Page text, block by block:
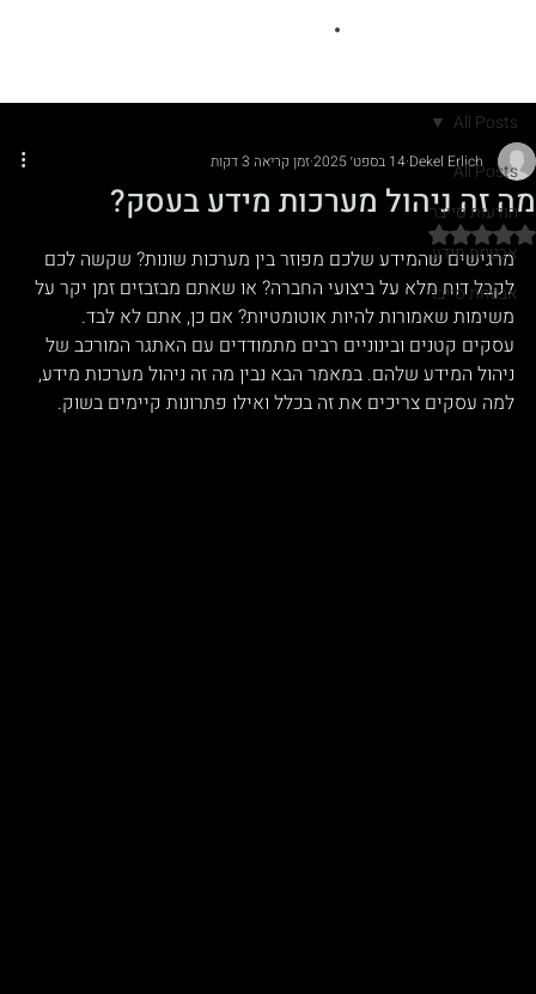
All Posts
הודעות סייבר
אבטחת מידע
אבטחת סייבר
All Posts
מה זה ניהול מערכות מידע בעסק?
Dekel Erlich 14 בספט׳ 2025 זמן קריאה 3 דקות
דירוג של NaN מתוך 5 כוכבים
מרגישים שהמידע שלכם מפוזר בין מערכות שונות? שקשה לכם
לקבל דוח מלא על ביצועי החברה? או שאתם מבזבזים זמן יקר על
משימות שאמורות להיות אוטומטיות? אם כן, אתם לא לבד.
עסקים קטנים ובינוניים רבים מתמודדים עם האתגר המורכב של
ניהול המידע שלהם. במאמר הבא נבין מה זה ניהול מערכות מידע,
למה עסקים צריכים את זה בכלל ואילו פתרונות קיימים בשוק.